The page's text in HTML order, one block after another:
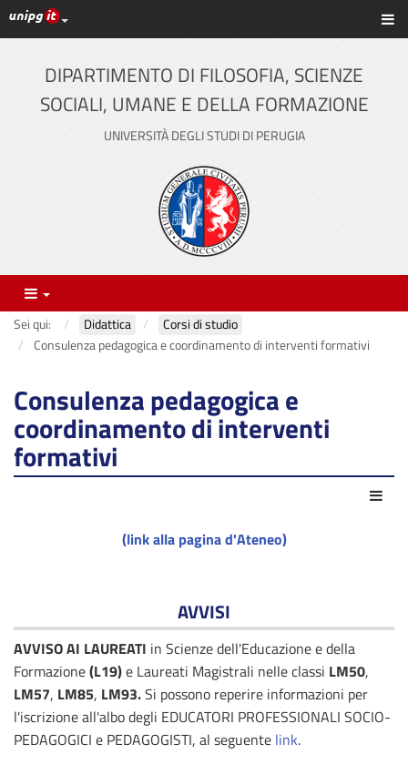
Vai
al
contenuto
principale
Link ai principali servizi web di Ateneo
DIPARTIMENTO DI FILOSOFIA, SCIENZE
SOCIALI, UMANE E DELLA FORMAZIONE
UNIVERSITÀ DEGLI STUDI DI PERUGIA
Menu
Sei qui: Didattica
Corsi di studio
Consulenza pedagogica e coordinamento di interventi formativi
Consulenza pedagogica e
coordinamento di interventi
formativi
(link alla pagina d'Ateneo)
AVVISI
AVVISO AI LAUREATI in Scienze dell'Educazione e della
Formazione(L19)e Laureati Magistrali nelle classi LM50,
LM57, LM85, LM93.Si possono reperire informazioni per
l'iscrizione all'albo degli EDUCATORI PROFESSIONALI SOCIO-
PEDAGOGICI e PEDAGOGISTI, al seguente link.